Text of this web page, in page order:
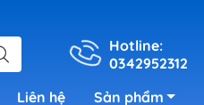
Hotline:
0342952312
Liên hệ Sản phẩm